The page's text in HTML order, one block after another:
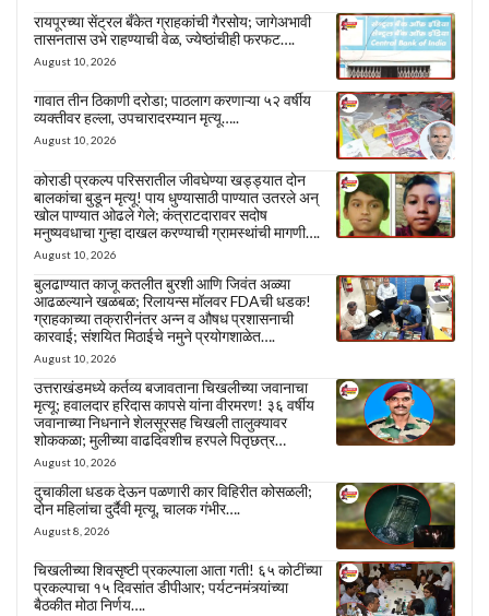
रायपूरच्या सेंट्रल बँकेत ग्राहकांची गैरसोय; जागेअभावी
तासनतास उभे राहण्याची वेळ, ज्येष्ठांचीही फरफट….
August 10, 2026
गावात तीन ठिकाणी दरोडा; पाठलाग करणाऱ्या ५२ वर्षीय
व्यक्तीवर हल्ला, उपचारादरम्यान मृत्यू…..
August 10, 2026
कोराडी प्रकल्प परिसरातील जीवघेण्या खड्ड्यात दोन
बालकांचा बुडून मृत्यू! पाय धुण्यासाठी पाण्यात उतरले अन्
खोल पाण्यात ओढले गेले; कंत्राटदारावर सदोष
मनुष्यवधाचा गुन्हा दाखल करण्याची ग्रामस्थांची मागणी….
August 10, 2026
बुलढाण्यात काजू कतलीत बुरशी आणि जिवंत अळ्या
आढळल्याने खळबळ; रिलायन्स मॉलवर FDAची धडक!
ग्राहकाच्या तक्रारीनंतर अन्न व औषध प्रशासनाची
कारवाई; संशयित मिठाईचे नमुने प्रयोगशाळेत….
August 10, 2026
उत्तराखंडमध्ये कर्तव्य बजावताना चिखलीच्या जवानाचा
मृत्यू; हवालदार हरिदास कापसे यांना वीरमरण! ३६ वर्षीय
जवानाच्या निधनाने शेलसूरसह चिखली तालुक्यावर
शोककळा; मुलीच्या वाढदिवशीच हरपले पितृछत्र…
August 10, 2026
दुचाकीला धडक देऊन पळणारी कार विहिरीत कोसळली;
दोन महिलांचा दुर्दैवी मृत्यू, चालक गंभीर….
August 8, 2026
चिखलीच्या शिवसृष्टी प्रकल्पाला आता गती! ६५ कोटींच्या
प्रकल्पाचा १५ दिवसांत डीपीआर; पर्यटनमंत्र्यांच्या
बैठकीत मोठा निर्णय….